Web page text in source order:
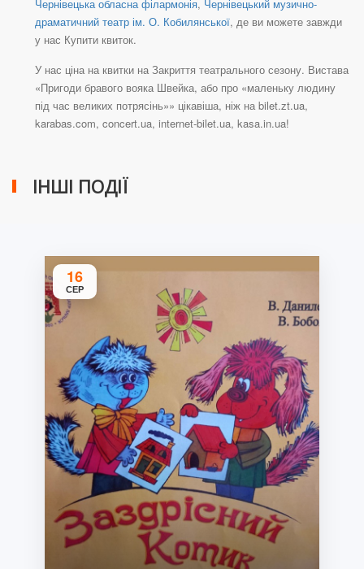
Чернівецька обласна філармонія, Чернівецький музично-
драматичний театр ім. О. Кобилянської, де ви можете завжди
у нас Купити квиток.
У нас ціна на квитки на Закриття театрального сезону. Вистава
«Пригоди бравого вояка Швейка, або про «маленьку людину
під час великих потрясінь»» цікавіша, ніж на bilet.zt.ua,
karabas.com, concert.ua, internet-bilet.ua, kasa.in.ua!
ІНШІ ПОДІЇ
16
СЕР